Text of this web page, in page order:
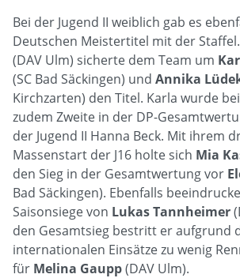
Bei der Jugend II weiblich gab es
Deutschen Meistertitel mit der Staffel.
(DAV Ulm) sicherte dem Team um
(SC Bad Säckingen) und Annika
Kirchzarten) den Titel. Karla wurde
zudem Zweite in der DP-
der Jugend II Hanna Beck. Mit ihrem
Massenstart der J16 holte sich Mia
den Sieg in der Gesamtwertung vor
Bad Säckingen). Ebenfalls
Saisonsiege von Lukas Tannheimer
den Gesamtsieg bestritt er aufgrund
internationalen Einsätze zu wenig
für Melina Gaupp(DAV Ulm).